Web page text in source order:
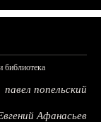
библиотека
павел попельский
Афанасьев